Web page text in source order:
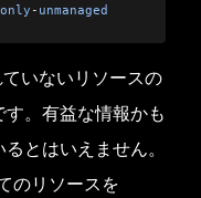
only - unmanaged
いないリソースの
。有益な情報かも
とはいえません。
のリソースを